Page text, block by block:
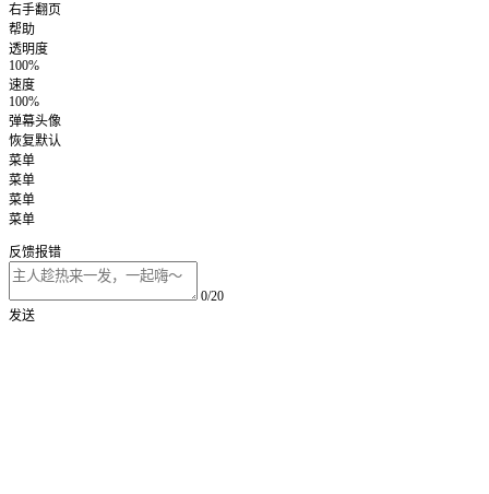
右手翻页
帮助
透明度
100%
速度
100%
弹幕头像
恢复默认
菜单
菜单
菜单
菜单
反馈报错
0/20
发送